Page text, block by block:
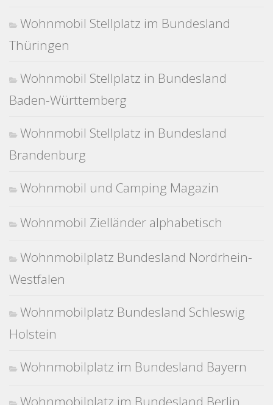
Wohnmobil Stellplatz im Bundesland
Thüringen
Wohnmobil Stellplatz in Bundesland
Baden-Württemberg
Wohnmobil Stellplatz in Bundesland
Brandenburg
Wohnmobil und Camping Magazin
Wohnmobil Zielländer alphabetisch
Wohnmobilplatz Bundesland Nordrhein-
Westfalen
Wohnmobilplatz Bundesland Schleswig
Holstein
Wohnmobilplatz im Bundesland Bayern
Wohnmobilplatz im Bundesland Berlin